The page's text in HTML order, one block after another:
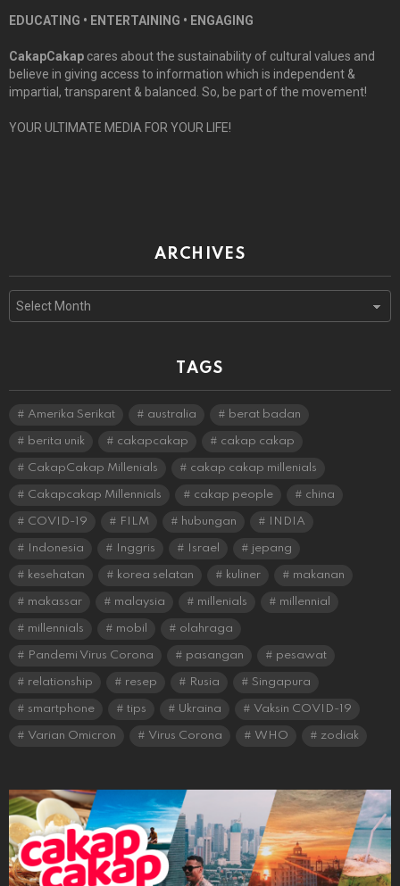
EDUCATING • ENTERTAINING • ENGAGING
CakapCakap cares about the sustainability of cultural values and
believe in giving access to information which is independent &
impartial, transparent & balanced. So, be part of the movement!
YOUR ULTIMATE MEDIA FOR YOUR LIFE!
ARCHIVES
TAGS
Amerika Serikat australia berat badan
berita unik cakapcakap cakap cakap
CakapCakap Millenials cakap cakap millenials
Cakapcakap Millennials cakap people china
COVID-19 FILM hubungan INDIA
Indonesia Inggris Israel jepang
kesehatan korea selatan kuliner makanan
makassar malaysia millenials millennial
millennials mobil olahraga
Pandemi Virus Corona pasangan pesawat
relationship resep Rusia Singapura
smartphone tips Ukraina Vaksin COVID-19
Varian Omicron Virus Corona WHO zodiak